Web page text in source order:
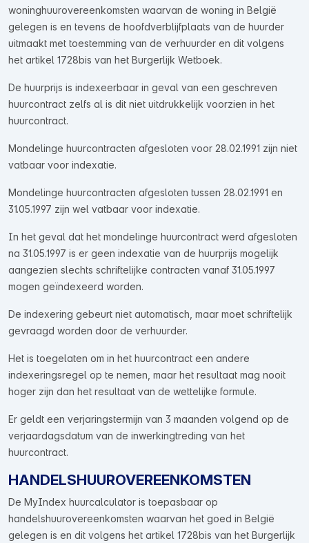
woninghuurovereenkomsten waarvan de woning in België
gelegen is en tevens de hoofdverblijfplaats van de huurder
uitmaakt met toestemming van de verhuurder en dit volgens
het artikel 1728bis van het Burgerlijk Wetboek.
De huurprijs is indexeerbaar in geval van een geschreven
huurcontract zelfs al is dit niet uitdrukkelijk voorzien in het
huurcontract.
Mondelinge huurcontracten afgesloten voor 28.02.1991 zijn niet
vatbaar voor indexatie.
Mondelinge huurcontracten afgesloten tussen 28.02.1991 en
31.05.1997 zijn wel vatbaar voor indexatie.
In het geval dat het mondelinge huurcontract werd afgesloten
na 31.05.1997 is er geen indexatie van de huurprijs mogelijk
aangezien slechts schriftelijke contracten vanaf 31.05.1997
mogen geïndexeerd worden.
De indexering gebeurt niet automatisch, maar moet schriftelijk
gevraagd worden door de verhuurder.
Het is toegelaten om in het huurcontract een andere
indexeringsregel op te nemen, maar het resultaat mag nooit
hoger zijn dan het resultaat van de wettelijke formule.
Er geldt een verjaringstermijn van 3 maanden volgend op de
verjaardagsdatum van de inwerkingtreding van het
huurcontract.
HANDELSHUUROVEREENKOMSTEN
De MyIndex huurcalculator is toepasbaar op
handelshuurovereenkomsten waarvan het goed in België
gelegen is en dit volgens het artikel 1728bis van het Burgerlijk